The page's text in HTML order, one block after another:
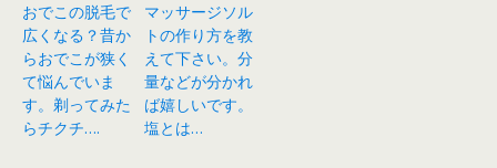
おでこの脱毛で
広くなる？昔か
らおでこが狭く
て悩んでいま
す。剃ってみた
らチクチ….
マッサージソル
トの作り方を教
えて下さい。分
量などが分かれ
ば嬉しいです。
塩とは…